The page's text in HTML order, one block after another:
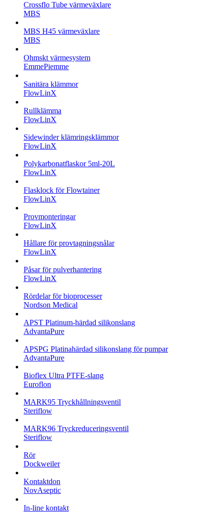
Crossflo Tube värmeväxlare
MBS
MBS H45 värmeväxlare
MBS
Ohmskt värmesystem
EmmePiemme
Sanitära klämmor
FlowLinX
Rullklämma
FlowLinX
Sidewinder klämringsklämmor
FlowLinX
Polykarbonatflaskor 5ml-20L
FlowLinX
Flasklock för Flowtainer
FlowLinX
Provmonteringar
FlowLinX
Hållare för provtagningsnålar
FlowLinX
Påsar för pulverhantering
FlowLinX
Rördelar för bioprocesser
Nordson Medical
APST Platinum-härdad silikonslang
AdvantaPure
APSPG Platinahärdad silikonslang för pumpar
AdvantaPure
Bioflex Ultra PTFE-slang
Euroflon
MARK95 Tryckhållningsventil
Steriflow
MARK96 Tryckreduceringsventil
Steriflow
Rör
Dockweiler
Kontaktdon
NovAseptic
In-line kontakt